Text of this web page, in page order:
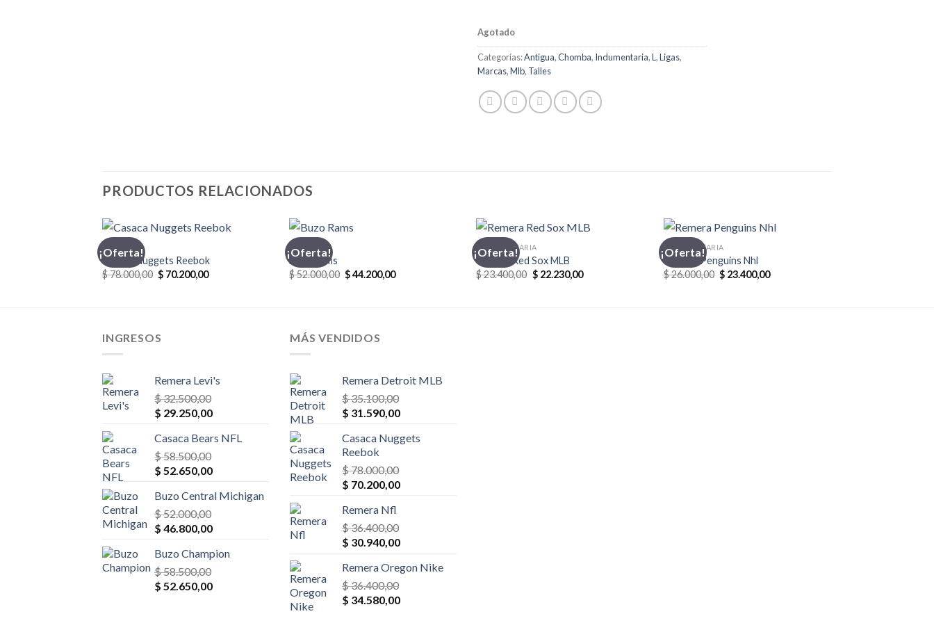
Agotado
Categorías:Antigua,Chomba, Indumentaria,L,Ligas,
Marcas,Mlb, Talles
PRODUCTOS RELACIONADOS
¡Oferta!
CASACA
Casaca Nuggets Reebok
$78.000,00 El
precio
$ 70.200,00El
¡Oferta!
BUZO
Buzo Rams
$52.000,00 El
precio
$44.200,00El
¡Oferta!
INDUMENTARIA
Remera Red Sox MLB
$23.400,00 El
precio
$22.230,00El
¡Oferta!
INDUMENTARIA
Remera Penguins Nhl
$26.000,00 El
precio
$23.400,00El
INGRESOS
Remera Levi's
$32.500,00
El
original
era:
$ 32.500,00.
$ 29.250,00El
actual
$ 29.250,00.
Casaca Bears NFL
$58.500,00
El
original
era:
$ 58.500,00.
$ 52.650,00El
actual
$ 52.650,00.
Buzo Central Michigan
$52.000,00
El
original
era:
$ 52.000,00.
$ 46.800,00El
actual
$ 46.800,00.
Buzo Champion
$58.500,00
El
$ 52.650,00El
MÁS VENDIDOS
Remera Detroit MLB
$35.100,00
El
original
era:
$ 35.100,00.
$ 31.590,00El
actual
Casaca Nuggets
Reebok
$78.000,00
El
original
era:
$ 78.000,00.
$ 70.200,00El
$ 70.200,00.
Remera Nfl
$36.400,00
El
original
era:
$ 36.400,00.
$ 30.940,00El
actual
$ 30.940,00.
Remera Oregon Nike
$36.400,00
El
$ 34.580,00El